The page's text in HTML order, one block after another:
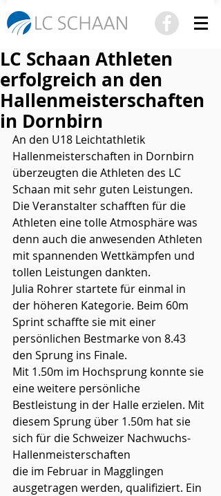
LC Schaan Athleten
erfolgreich an den
Hallenmeisterschaften
in Dornbirn
An den U18 Leichtathletik
Hallenmeisterschaften in Dornbirn
überzeugten die Athleten des LC
Schaan mit sehr guten Leistungen.
Die Veranstalter schafften für die
Athleten eine tolle Atmosphäre was
denn auch die anwesenden Athleten
mit spannenden Wettkämpfen und
tollen Leistungen dankten.
Julia Rohrer startete für einmal in
der höheren Kategorie. Beim 60m
Sprint schaffte sie mit einer
persönlichen Bestmarke von 8.43
den Sprung ins Finale.
Mit 1.50m im Hochsprung konnte sie
eine weitere persönliche
Bestleistung in der Halle erzielen. Mit
diesem Sprung über 1.50m hat sie
sich für die Schweizer Nachwuchs-
Hallenmeisterschaften
die im Februar in Magglingen
ausgetragen werden, qualifiziert. Ein